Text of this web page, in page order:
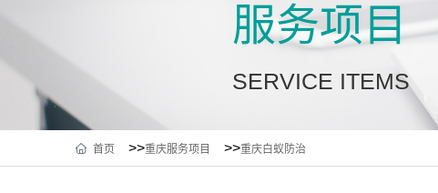
服务项目
SERVICE ITEMS
首页 >>重庆服务项目 >>重庆白蚁防治